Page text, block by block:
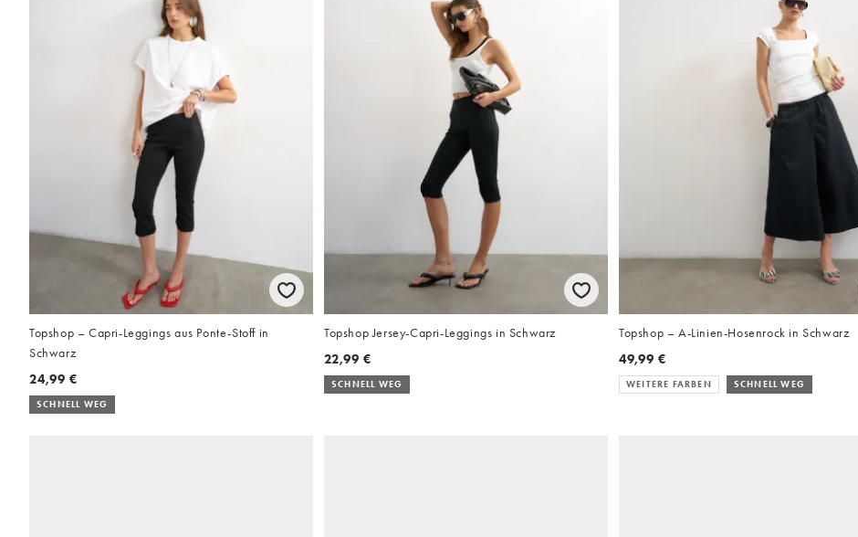
Topshop – Capri-Leggings aus Ponte-Stoff in
Schwarz
24,99 €
SCHNELL WEG
Topshop Jersey-Capri-Leggings in Schwarz
22,99 €
SCHNELL WEG
Topshop – A-Linien-Hosenrock in Schwarz
49,99 €
WEITERE FARBEN SCHNELL WEG